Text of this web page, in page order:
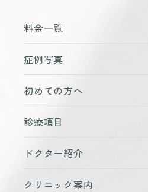
料金一覧
症例写真
初めての方へ
診療項目
ドクター紹介
クリニック案内